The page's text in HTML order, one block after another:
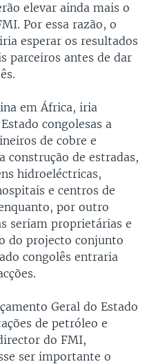
elevar ainda mais o
Por essa razão, o
esperar os resultados
parceiros antes de dar
em África, iria
congolesas a
de cobre e
construção de estradas,
hidroeléctricas,
e centros de
por outro
seriam proprietárias e
do projecto conjunto
congolês entraria
Geral do Estado
de petróleo e
do FMI,
ser importante o